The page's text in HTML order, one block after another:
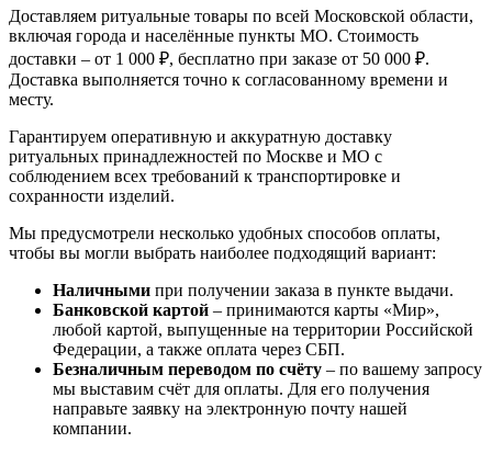
Доставляем ритуальные товары по всей Московской области,
включая города и населённые пункты МО. Стоимость
доставки – от 1 000 ₽, бесплатно при заказе от 50 000 ₽.
Доставка выполняется точно к согласованному времени и
месту.
Гарантируем оперативную и аккуратную доставку
ритуальных принадлежностей по Москве и МО с
соблюдением всех требований к транспортировке и
сохранности изделий.
Мы предусмотрели несколько удобных способов оплаты,
чтобы вы могли выбрать наиболее подходящий вариант:
Наличными при получении заказа в пункте выдачи.
Банковской картой – принимаются карты «Мир»,
любой картой, выпущенные на территории Российской
Федерации, а также оплата через СБП.
Безналичным переводом по счёту – по вашему запросу
мы выставим счёт для оплаты. Для его получения
направьте заявку на электронную почту нашей
компании.